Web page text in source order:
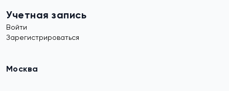
Учетная запись
Войти
Зарегистрироваться
Москва